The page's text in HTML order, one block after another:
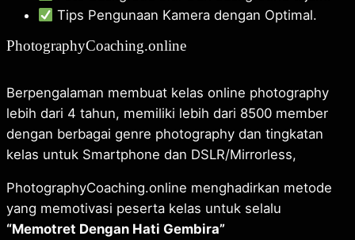
Tips Pengunaan Kamera dengan Optimal.
PhotographyCoaching.online
Berpengalaman membuat kelas online photography
lebih dari 4 tahun, memiliki lebih dari 8500 member
dengan berbagai genre photography dan tingkatan
kelas untuk Smartphone dan DSLR/Mirrorless,
PhotographyCoaching.online menghadirkan metode
yang memotivasi peserta kelas untuk selalu
“Memotret Dengan Hati Gembira”